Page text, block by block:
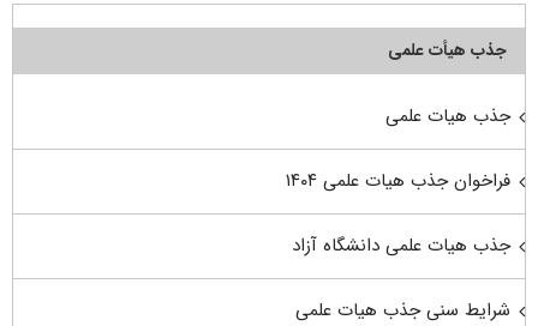
جذب هیأت علمی
جذب هیات علمی
فراخوان جذب هیات علمی ۱۴۰۴
جذب هیات علمی دانشگاه آزاد
شرایط سنی جذب هیات علمی